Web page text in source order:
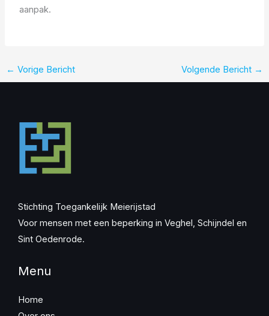
aanpak.
← Vorige Bericht Volgende Bericht →
Stichting Toegankelijk Meierijstad
Voor mensen met een beperking in Veghel, Schijndel en
Sint Oedenrode.
Menu
Home